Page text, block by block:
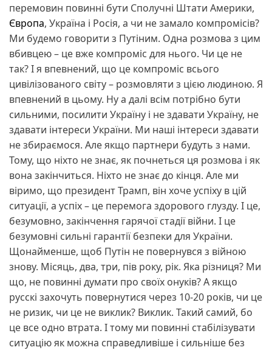
перемовин повинні бути Сполучні Штати Америки,
Європа, Україна і Росія, а чи не замало компромісів?
Ми будемо говорити з Путіним. Одна розмова з цим
вбивцею – це вже компроміс для нього. Чи це не
так? І я впевнений, що це компроміс всього
цивілізованого світу – розмовляти з цією людиною. Я
впевнений в цьому. Ну а далі всім потрібно бути
сильними, посилити Україну і не здавати Україну, не
здавати інтереси України. Ми наші інтереси здавати
не збираємося. Але якщо партнери будуть з нами.
Тому, що ніхто не знає, як почнеться ця розмова і як
вона закінчиться. Ніхто не знає до кінця. Але ми
віримо, що президент Трамп, він хоче успіху в цій
ситуації, а успіх – це перемога здорового глузду. І це,
безумовно, закінчення гарячої стадії війни. І це
безумовні сильні гарантії безпеки для України.
Щонайменше, щоб Путін не повернувся з війною
знову. Місяць, два, три, пів року, рік. Яка різниця? Ми
що, не повинні думати про своїх онуків? А якщо
русскі захочуть повернутися через 10-20 років, чи це
не ризик, чи це не виклик? Виклик. Такий самий, бо
це все одно втрата. І тому ми повинні стабілізувати
ситуацію як можна справедливіше і сильніше без